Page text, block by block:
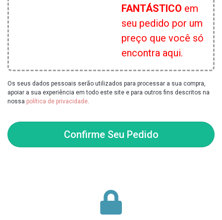
FANTÁSTICO em
seu pedido por um
preço que você só
encontra aqui.
Os seus dados pessoais serão utilizados para processar a sua compra,
apoiar a sua experiência em todo este site e para outros fins descritos na
nossa política de privacidade
Confirme Seu Pedido